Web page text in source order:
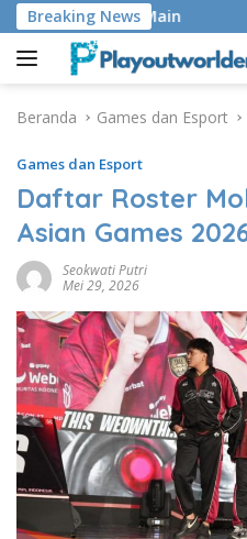
Langsung
ke
konten
Breaking News
yang Main
Beranda Games dan Esport
Games dan Esport
Daftar Roster
Asian Games
Seokwati Putri
Mei 29, 2026